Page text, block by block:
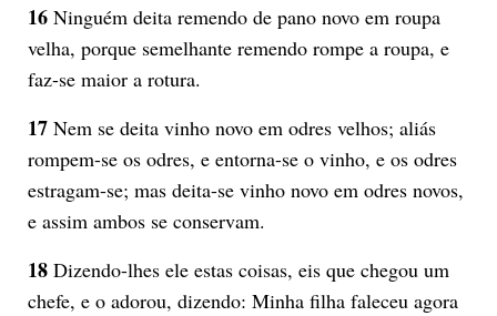
16Ninguém deita remendo de pano novo em roupa
velha, porque semelhante remendo rompe a roupa, e
faz-se maior a rotura.
17Nem se deita vinho novo em odres velhos; aliás
rompem-se os odres, e entorna-se o vinho, e os odres
estragam-se; mas deita-se vinho novo em odres novos,
e assim ambos se conservam.
18Dizendo-lhes ele estas coisas, eis que chegou um
chefe, e o adorou, dizendo: Minha filha faleceu agora